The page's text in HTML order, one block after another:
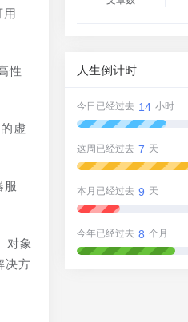
性
虚
服
对象
决方
人生倒计时
今日已经过去 14 小时
这周已经过去 7 天
本月已经过去 9 天
今年已经过去 8 个月